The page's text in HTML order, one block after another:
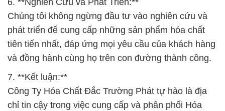
6. **Nghiên Cứu và Phát Triển:**
Chúng tôi không ngừng đầu tư vào nghiên cứu và
phát triển để cung cấp những sản phẩm hóa chất
tiên tiến nhất, đáp ứng mọi yêu cầu của khách hàng
và đồng hành cùng họ trên con đường thành công.
7. **Kết luận:**
Công Ty Hóa Chất Đắc Trường Phát tự hào là địa
chỉ tin cậy trong việc cung cấp và phân phối Hóa